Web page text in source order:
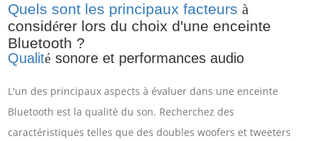
Quels sont les principaux facteursà
considérer lors du choix d'une enceinte
Bluetooth ?
Qualité sonore et performances audio
L'un des principaux aspects à évaluer dans une enceinte
Bluetooth est la qualité du son. Recherchez des
caractéristiques telles que des doubles woofers et tweeters